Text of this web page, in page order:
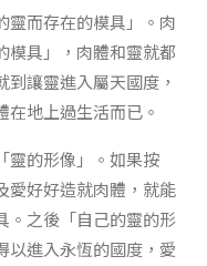
靈而存在的模具」。肉
模具」，肉體和靈就都
讓靈進入屬天國度，
地上過生活而已。
靈的形像」。如果按
好好造就肉體，就能
。之後「自己的靈的形
以進入永恆的國度，愛